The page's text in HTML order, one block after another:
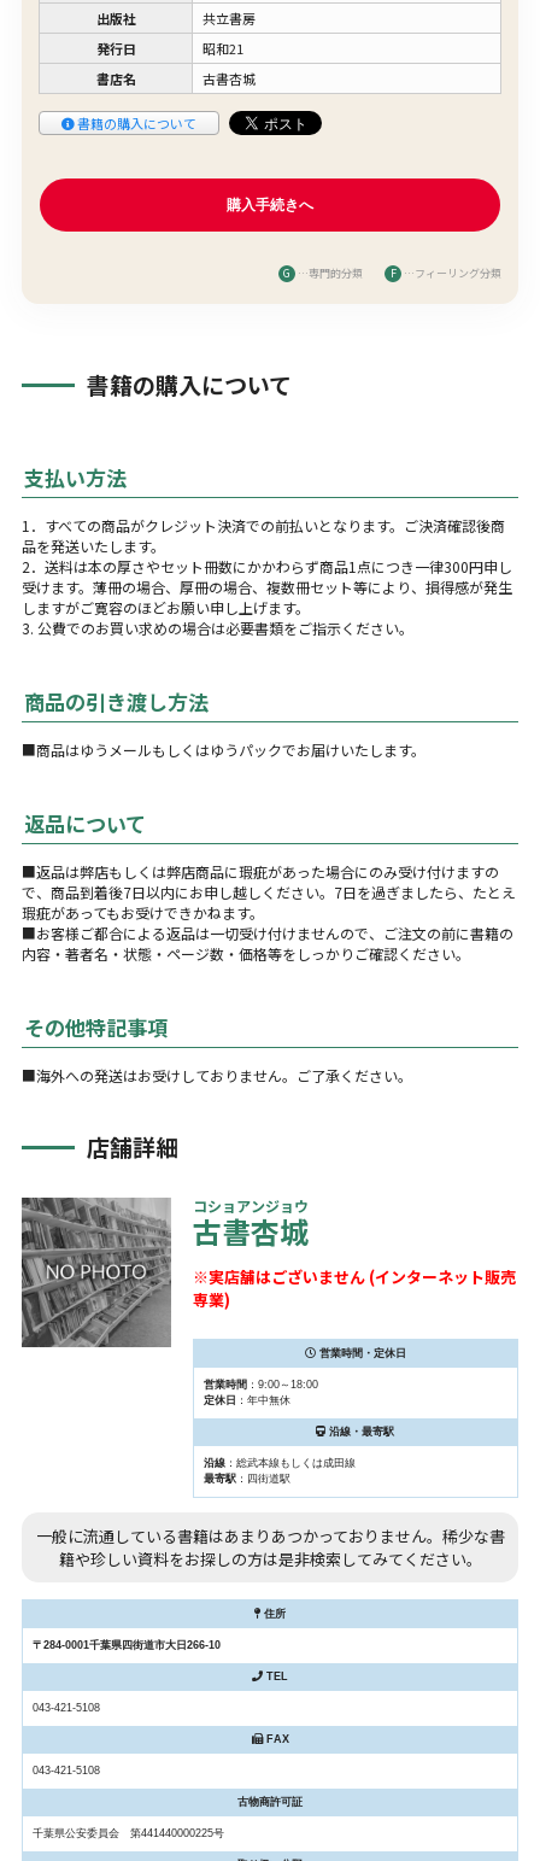
出版社
共立書房
発行日
昭和21
書店名
古書杏城
書籍の購入について
G …専門的分類 F …フィーリング分類
書籍の購入について
支払い方法
1．すべての商品がクレジット決済での前払いとなります。ご決済確認後商
品を発送いたします。
2．送料は本の厚さやセット冊数にかかわらず商品1点につき一律300円申し
受けます。薄冊の場合、厚冊の場合、複数冊セット等により、損得感が発生
しますがご寛容のほどお願い申し上げます。
3. 公費でのお買い求めの場合は必要書類をご指示ください。
商品の引き渡し方法
■商品はゆうメールもしくはゆうパックでお届けいたします。
返品について
■返品は弊店もしくは弊店商品に瑕疵があった場合にのみ受け付けますの
で、商品到着後7日以内にお申し越しください。7日を過ぎましたら、たとえ
瑕疵があってもお受けできかねます。
■お客様ご都合による返品は一切受け付けませんので、ご注文の前に書籍の
内容・著者名・状態・ページ数・価格等をしっかりご確認ください。
その他特記事項
■海外への発送はお受けしておりません。ご了承ください。
店舗詳細
コショアンジョウ
古書杏城
※実店舗はございません (インターネット販売
専業)
営業時間・定休日
営業時間 ：9:00～18:00
定休日 ：年中無休
沿線・最寄駅
沿線：総武本線もしくは成田線
最寄駅：四街道駅
一般に流通している書籍はあまりあつかっておりません。稀少な書
籍や珍しい資料をお探しの方は是非検索してみてください。
住所
〒284-0001千葉県四街道市大日266-10
TEL
043-421-5108
FAX
043-421-5108
古物商許可証
千葉県公安委員会 第441440000225号